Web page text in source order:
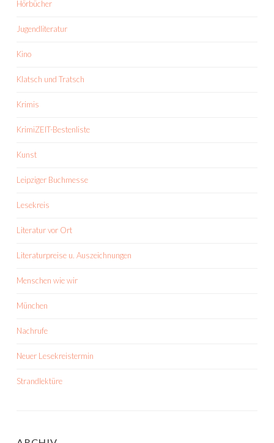
Hörbücher
Jugendliteratur
Kino
Klatsch und Tratsch
Krimis
KrimiZEIT-Bestenliste
Kunst
Leipziger Buchmesse
Lesekreis
Literatur vor Ort
Literaturpreise u. Auszeichnungen
Menschen wie wir
München
Nachrufe
Neuer Lesekreistermin
Strandlektüre